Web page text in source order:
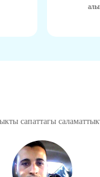
сапаттагы